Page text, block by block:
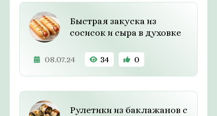
Быстрая закуска из
сосисок и сыра в духовке
08.07.24 34 0
Рулетики из баклажанов с